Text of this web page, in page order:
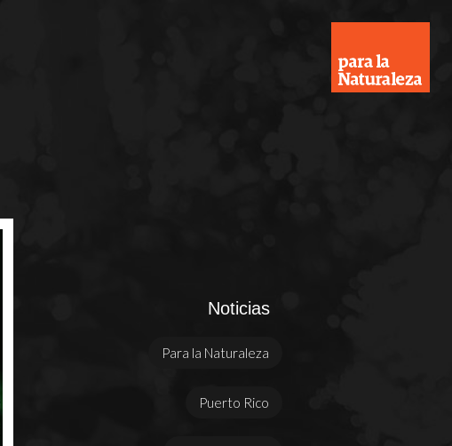
Noticias
Para la Naturaleza
Puerto Rico